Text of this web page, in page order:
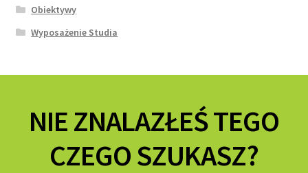
Obiektywy
Wyposażenie Studia
NIE ZNALAZŁEŚ TEGO
CZEGO SZUKASZ?